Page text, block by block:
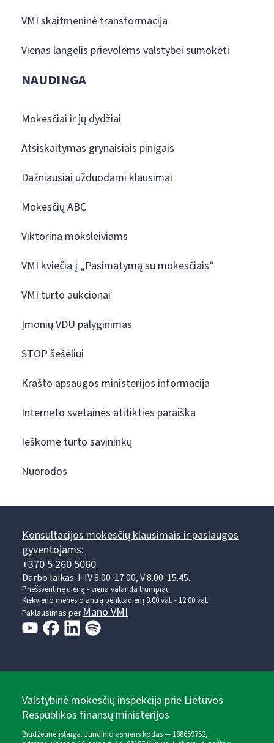
VMI skaitmeninė transformacija
Vienas langelis prievolėms valstybei sumokėti
NAUDINGA
Mokesčiai ir jų dydžiai
Atsiskaitymas grynaisiais pinigais
Dažniausiai užduodami klausimai
Mokesčių ABC
Viktorina moksleiviams
VMI kviečia į „Pasimatymą su mokesčiais“
VMI turto aukcionai
Įmonių VDU palyginimas
STOP šešėliui
Krašto apsaugos ministerijos informacija
Interneto svetainės atitikties paraiška
Ieškome turto savininkų
Nuorodos
Konsultacijos mokesčių klausimais ir paslaugos
gyventojams:
+370 5 260 5060
Darbo laikas: I-IV 8.00-17.00, V 8.00-15.45.
Prieššventinę dieną - viena valanda trumpiau.
Kiekvieno mėnesio antrą penktadienį 8.00 val. - 12.00 val.
Paklausimas perMano VMI
Valstybinė mokesčių inspekcija prie Lietuvos
Respublikos finansų ministerijos
Biudžetinė įstaiga. Juridinio asmens kodas — 188659752,